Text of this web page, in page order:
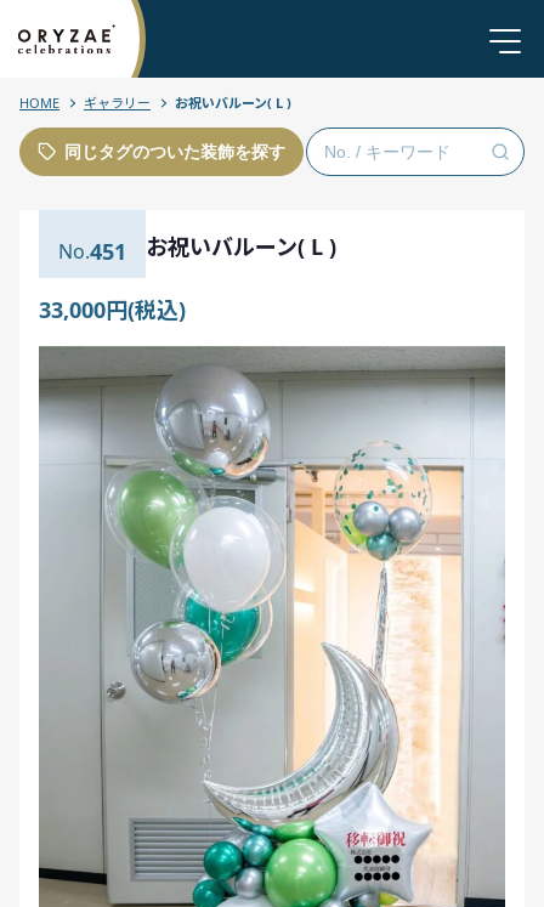
HOME ギャラリー お祝いバルーン( L )
同じタグのついた装飾を探す
451 お祝いバルーン( L )
33,000円(税込)